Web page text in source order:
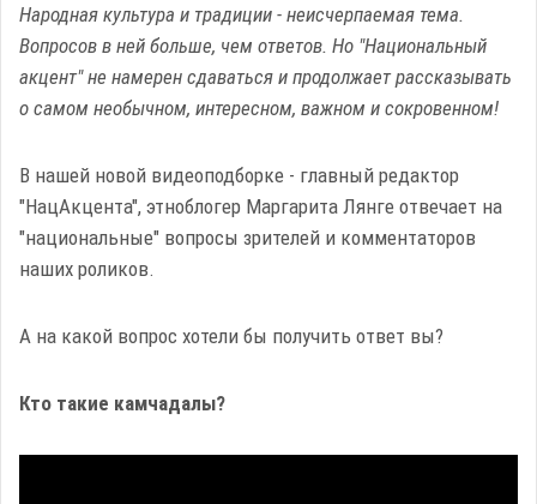
Народная культура и традиции - неисчерпаемая тема.
Вопросов в ней больше, чем ответов. Но "Национальный
акцент" не намерен сдаваться и продолжает рассказывать
о самом необычном, интересном, важном и сокровенном!
В нашей новой видеоподборке - главный редактор
"НацАкцента", этноблогер Маргарита Лянге отвечает на
"национальные" вопросы зрителей и комментаторов
наших роликов.
А на какой вопрос хотели бы получить ответ вы?
Кто такие камчадалы?